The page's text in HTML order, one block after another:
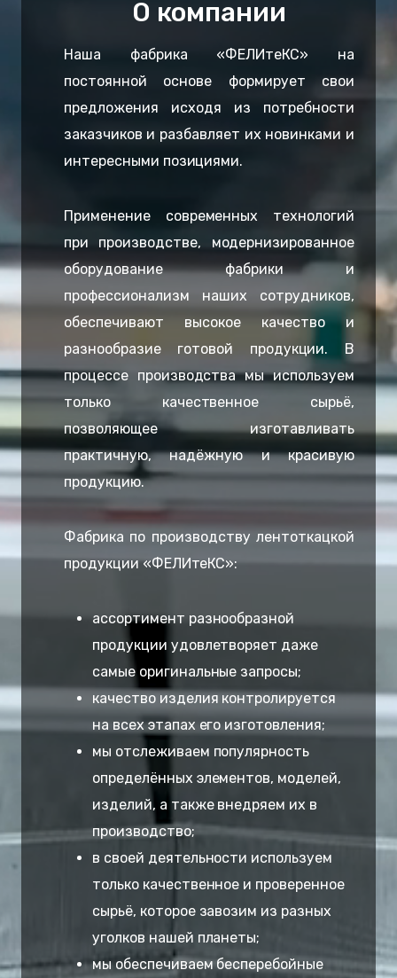
О компании
Наша фабрика «ФЕЛИтеКС» на
постоянной основе формирует свои
предложения исходя из потребности
заказчиков и разбавляет их новинками и
интересными позициями.
Применение современных технологий
при производстве, модернизированное
оборудование фабрики и
профессионализм наших сотрудников,
обеспечивают высокое качество и
разнообразие готовой продукции. В
процессе производства мы используем
только качественное сырьё,
позволяющее изготавливать
практичную, надёжную и красивую
продукцию.
Фабрика по производству лентоткацкой
продукции «ФЕЛИтеКС»:
ассортимент разнообразной
продукции удовлетворяет даже
самые оригинальные запросы;
качество изделия контролируется
на всех этапах его изготовления;
мы отслеживаем популярность
определённых элементов, моделей,
изделий, а также внедряем их в
производство;
в своей деятельности используем
только качественное и проверенное
сырьё, которое завозим из разных
уголков нашей планеты;
мы обеспечиваем бесперебойные